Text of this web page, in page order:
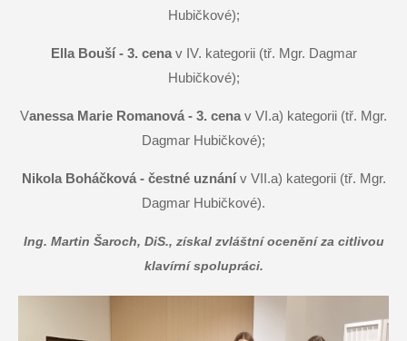
Hubičkové);
Ella Bouší - 3. cenav IV. kategorii (tř. Mgr. Dagmar
Hubičkové);
Vanessa Marie Romanová - 3. cena v VI.a) kategorii (tř. Mgr.
Dagmar Hubičkové);
Nikola Boháčková - čestné uznánív VII.a) kategorii (tř. Mgr.
Dagmar Hubičkové).
Ing. Martin Šaroch, DiS., získal zvláštní ocenění za citlivou
klavírní spolupráci.